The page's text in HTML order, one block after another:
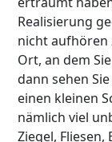
Realisierung
nicht aufhören
Ort, an dem
dann sehen
einen kleinen
nämlich viel
Ziegel, Fliesen,